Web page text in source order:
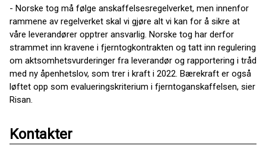
- Norske tog må følge anskaffelsesregelverket, men innenfor
rammene av regelverket skal vi gjøre alt vi kan for å sikre at
våre leverandører opptrer ansvarlig. Norske tog har derfor
strammet inn kravene i fjerntogkontrakten og tatt inn regulering
om aktsomhetsvurderinger fra leverandør og rapportering i tråd
med ny åpenhetslov, som trer i kraft i 2022. Bærekraft er også
løftet opp som evalueringskriterium i fjerntoganskaffelsen, sier
Risan.
Kontakter